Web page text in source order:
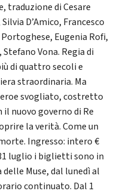
traduzione di Cesare
D’Amico, Francesco
Eugenia Rofi,
Vona. Regia di
di quattro secoli e
straordinaria. Ma
svogliato, costretto
nuovo governo di Re
la verità. Come un
Ingresso: intero €
luglio i biglietti sono in
Muse, dal lunedì al
continuato. Dal 1